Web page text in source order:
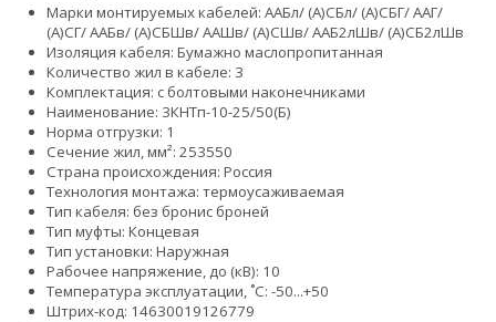
Марки монтируемых кабелей: ААБл/ (А)СБл/ (А)СБГ/ ААГ/
(А)СГ/ ААБв/ (А)СБШв/ ААШв/ (А)СШв/ ААБ2лШв/ (А)СБ2лШв
Изоляция кабеля: Бумажно маслопропитанная
Количество жил в кабеле: 3
Комплектация: с болтовыми наконечниками
Наименование: 3КНТп-10-25/50(Б)
Норма отгрузки: 1
Сечение жил, мм²: 253550
Страна происхождения: Россия
Технология монтажа: термоусаживаемая
Тип кабеля: без бронис броней
Тип муфты: Концевая
Тип установки: Наружная
Рабочее напряжение, до (кВ): 10
Температура эксплуатации, ˚С: -50...+50
Штрих-код: 14630019126779